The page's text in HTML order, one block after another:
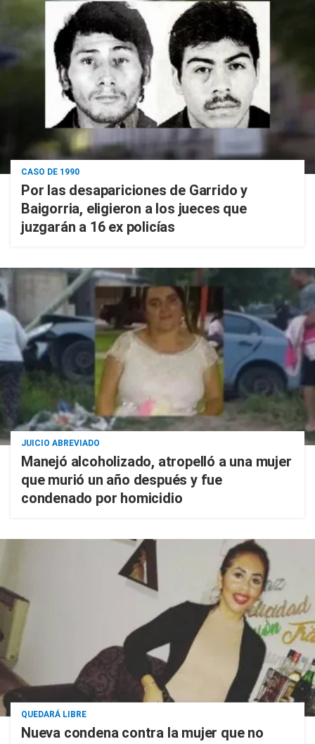
CASO DE 1990
Por las desapariciones de Garrido y
Baigorria, eligieron a los jueces que
juzgarán a 16 ex policías
JUICIO ABREVIADO
Manejó alcoholizado, atropelló a una mujer
que murió un año después y fue
condenado por homicidio
QUEDARÁ LIBRE
Nueva condena contra la mujer que no